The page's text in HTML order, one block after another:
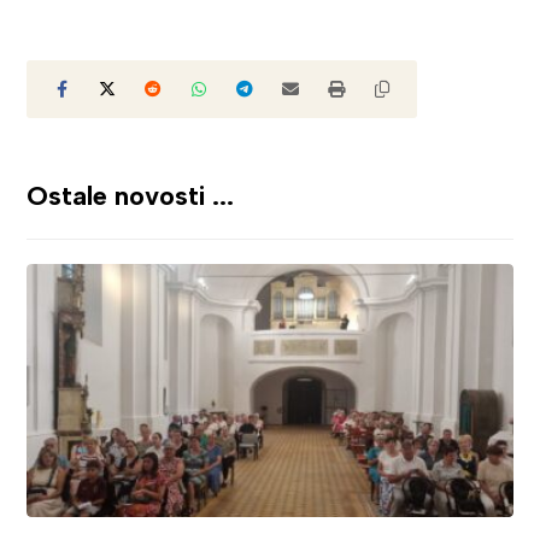
Ostale novosti ...